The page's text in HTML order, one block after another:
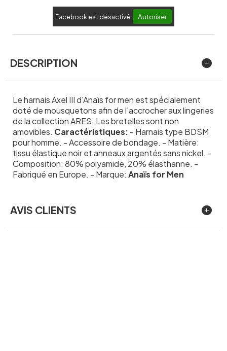
Facebook est désactivé. Autoriser
DESCRIPTION
Le harnais Axel III d'Anaïs for men est spécialement
doté de mousquetons afin de l'accrocher aux lingeries
de la collection ARES. Les bretelles sont non
amovibles. Caractéristiques: - Harnais type BDSM
pour homme. - Accessoire de bondage. - Matière:
tissu élastique noir et anneaux argentés sans nickel. -
Composition: 80% polyamide, 20% élasthanne. -
Fabriqué en Europe. - Marque: Anaïs for Men
AVIS CLIENTS